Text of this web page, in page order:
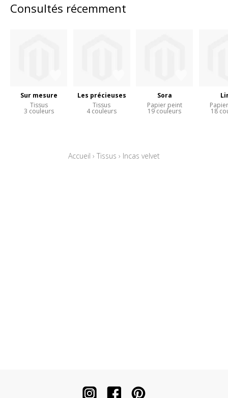
Consultés récemment
Sur mesure
Tissus
3 couleurs
Les précieuses
Tissus
4 couleurs
Sora
Papier peint
19 couleurs 18
Accueil › Tissus › Incas velvet